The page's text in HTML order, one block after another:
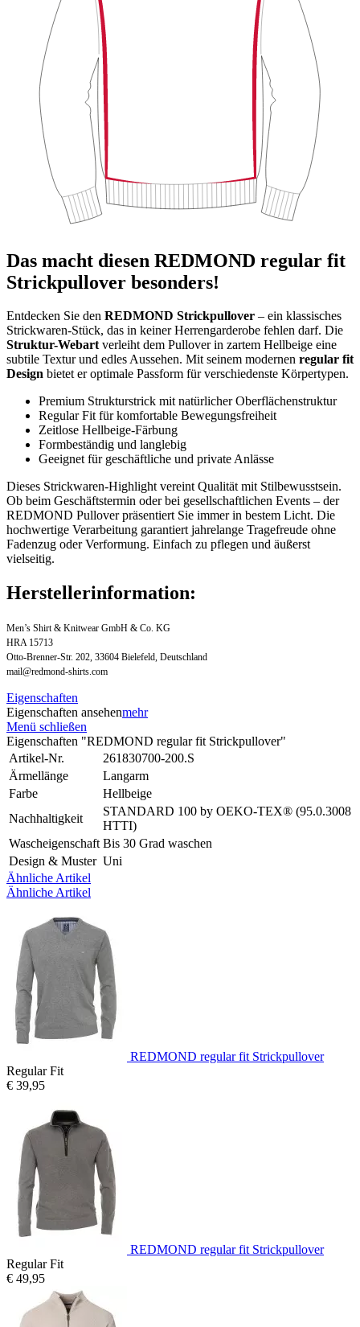
Das macht diesen REDMOND regular fit
Strickpullover besonders!
Entdecken Sie den REDMOND Strickpullover – ein klassisches
Strickwaren-Stück, das in keiner Herrengarderobe fehlen darf. Die
Struktur-Webartverleiht dem Pullover in zartem Hellbeige eine
subtile Textur und edles Aussehen. Mit seinem modernen regular fit
Design bietet er optimale Passform für verschiedenste Körpertypen.
Premium Strukturstrick mit natürlicher Oberflächenstruktur
Regular Fit für komfortable Bewegungsfreiheit
Zeitlose Hellbeige-Färbung
Formbeständig und langlebig
Geeignet für geschäftliche und private Anlässe
Dieses Strickwaren-Highlight vereint Qualität mit Stilbewusstsein.
Ob beim Geschäftstermin oder bei gesellschaftlichen Events – der
REDMOND Pullover präsentiert Sie immer in bestem Licht. Die
hochwertige Verarbeitung garantiert jahrelange Tragefreude ohne
Fadenzug oder Verformung. Einfach zu pflegen und äußerst
vielseitig.
Herstellerinformation:
Men’s Shirt & Knitwear GmbH & Co. KG
HRA 15713
Otto-Brenner-Str. 202, 33604 Bielefeld, Deutschland
mail@redmond-shirts.com
Eigenschaften
Eigenschaften ansehenmehr
Menü schließen
Eigenschaften "REDMOND regular fit Strickpullover"
Artikel-Nr.
261830700-200.S
Ärmellänge
Langarm
Farbe
Hellbeige
Nachhaltigkeit
STANDARD 100 by OEKO-TEX® (95.0.3008
HTTI)
Wascheigenschaft Bis 30 Grad waschen
Design & Muster Uni
Ähnliche Artikel
Ähnliche Artikel
REDMOND regular fit Strickpullover
Regular Fit
€ 39,95
REDMOND regular fit Strickpullover
Regular Fit
€ 49,95